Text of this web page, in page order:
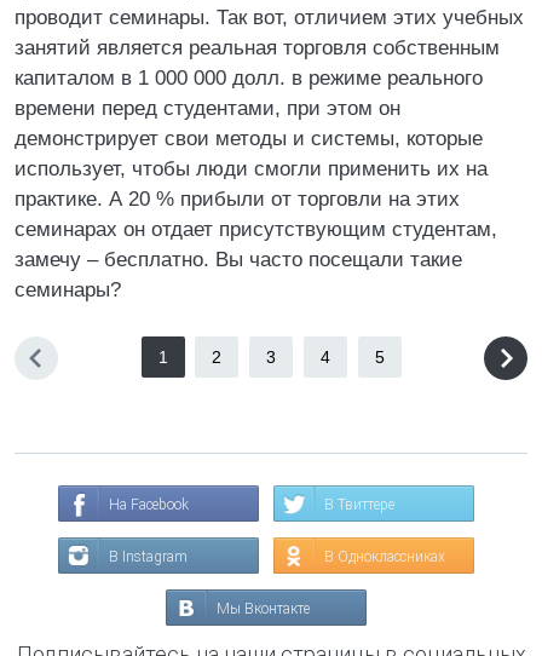
проводит семинары. Так вот, отличием этих учебных
занятий является реальная торговля собственным
капиталом в 1 000 000 долл. в режиме реального
времени перед студентами, при этом он
демонстрирует свои методы и системы, которые
использует, чтобы люди смогли применить их на
практике. А 20 % прибыли от торговли на этих
семинарах он отдает присутствующим студентам,
замечу – бесплатно. Вы часто посещали такие
семинары?
1 2 3 4 5
На Facebook В Твиттере
В Instagram В Одноклассниках
Мы Вконтакте